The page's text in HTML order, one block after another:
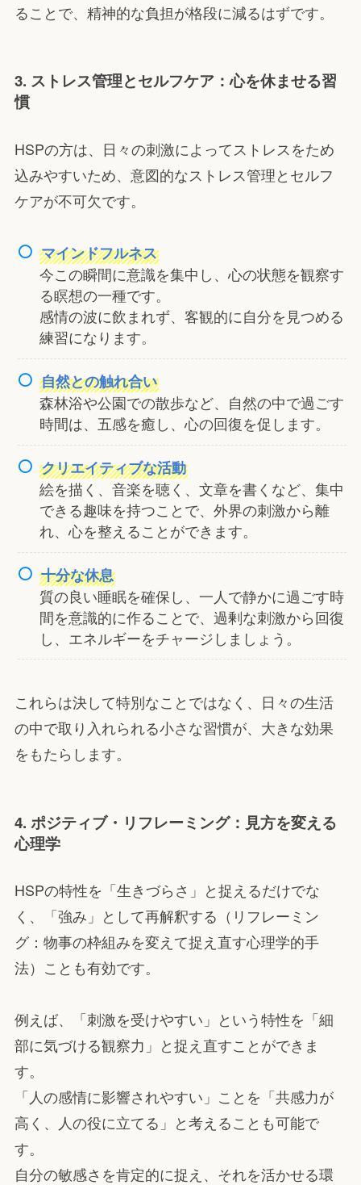
ることで、精神的な負担が格段に減るはずです。
3. ストレス管理とセルフケア：心を休ませる習
慣
HSPの方は、日々の刺激によってストレスをため
込みやすいため、意図的なストレス管理とセルフ
ケアが不可欠です。
マインドフルネス
今この瞬間に意識を集中し、心の状態を観察す
る瞑想の一種です。
感情の波に飲まれず、客観的に自分を見つめる
練習になります。
自然との触れ合い
森林浴や公園での散歩など、自然の中で過ごす
時間は、五感を癒し、心の回復を促します。
クリエイティブな活動
絵を描く、音楽を聴く、文章を書くなど、集中
できる趣味を持つことで、外界の刺激から離
れ、心を整えることができます。
十分な休息
質の良い睡眠を確保し、一人で静かに過ごす時
間を意識的に作ることで、過剰な刺激から回復
し、エネルギーをチャージしましょう。
これらは決して特別なことではなく、日々の生活
の中で取り入れられる小さな習慣が、大きな効果
をもたらします。
4. ポジティブ・リフレーミング：見方を変える
心理学
HSPの特性を「生きづらさ」と捉えるだけでな
く、「強み」として再解釈する（リフレーミン
グ：物事の枠組みを変えて捉え直す心理学的手
法）ことも有効です。
例えば、「刺激を受けやすい」という特性を「細
部に気づける観察力」と捉え直すことができま
す。
「人の感情に影響されやすい」ことを「共感力が
高く、人の役に立てる」と考えることも可能で
す。
自分の敏感さを肯定的に捉え、それを活かせる環